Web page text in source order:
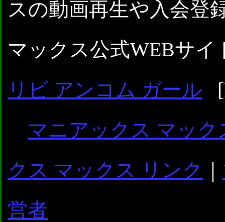
スの動画再生や入会登
マックス公式WEBサ
リビ アンコム ガール
マニアックス マッ
クス マックス リンク
営者